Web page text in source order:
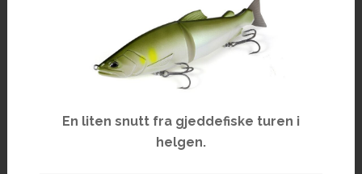
En liten snutt fra gjeddefiske turen i
helgen.